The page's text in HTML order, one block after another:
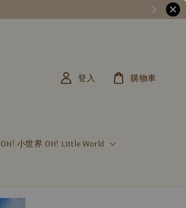
OH! 小世界 OH! Little World
登入 購物車